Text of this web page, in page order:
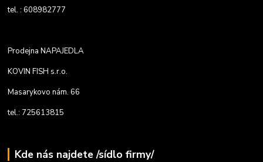
tel. : 608982777
Prodejna NAPAJEDLA
KOVIN FISH s.r.o.
Masarykovo nám. 66
tel.: 725613815
Kde nás najdete /sídlo firmy/